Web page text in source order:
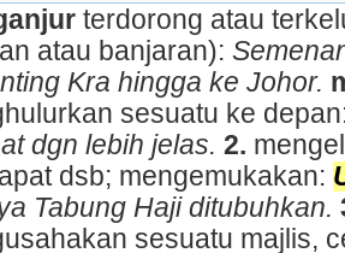
terdorong atau
atau banjaran):
Kra hingga ke Johor.
sesuatu ke
dgn lebih jelas. 2.
dsb; mengemukakan:
Tabung Haji ditubuhkan.
sesuatu majlis,